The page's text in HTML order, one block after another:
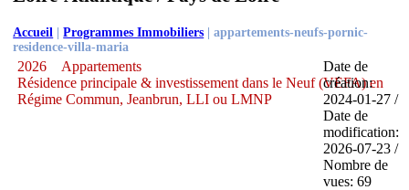
Accueil |Programmes Immobiliers |appartements-neufs-pornic-
residence-villa-maria
2026
Appartements
Résidence principale & investissement dans le Neuf (VEFA) en
Régime Commun, Jeanbrun, LLI ou LMNP
Date de
création:
2024-01-27 /
Date de
modification:
2026-07-23 /
Nombre de
vues: 69